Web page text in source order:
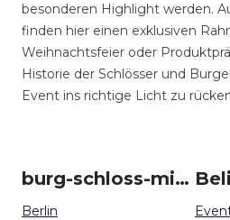
besonderen Highlight werden.
finden hier einen exklusiven
Weihnachtsfeier oder
Historie der Schlösser und
Event ins richtige Licht zu
burg-schloss-mieten in Deutschland
Berlin